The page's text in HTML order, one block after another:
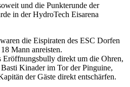
und die Punkterunde der
in der HydroTech Eisarena
die Eispiraten des ESC Dorfen
Mann anreisten.
Eröffnungsbully direkt um die Ohren,
Kinader im Tor der Pinguine,
der Gäste direkt entschärfen.